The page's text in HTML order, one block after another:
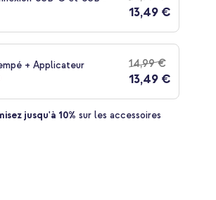
13,49 €
+ Applicateur
14,99 €
13,49 €
jusqu'à 10% sur les accessoires